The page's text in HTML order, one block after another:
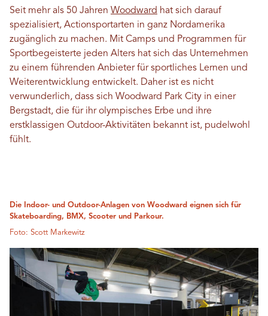
Seit mehr als 50 Jahren Woodward hat sich darauf
spezialisiert, Actionsportarten in ganz Nordamerika
zugänglich zu machen. Mit Camps und Programmen für
Sportbegeisterte jeden Alters hat sich das Unternehmen
zu einem führenden Anbieter für sportliches Lernen und
Weiterentwicklung entwickelt. Daher ist es nicht
verwunderlich, dass sich Woodward Park City in einer
Bergstadt, die für ihr olympisches Erbe und ihre
erstklassigen Outdoor-Aktivitäten bekannt ist, pudelwohl
fühlt.
Die Indoor- und Outdoor-Anlagen von Woodward eignen sich für
Skateboarding, BMX, Scooter und Parkour.
Foto: Scott Markewitz